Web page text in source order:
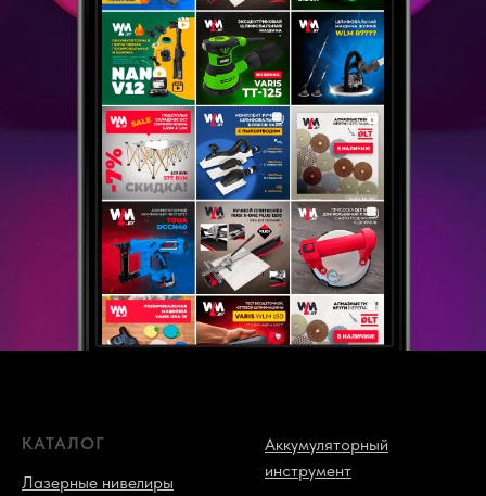
КАТАЛОГ
Лазерные нивелиры
Аккумуляторный
инструмент